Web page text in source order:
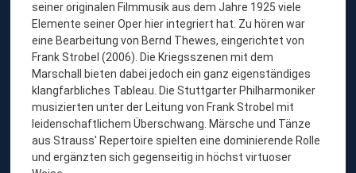
seiner originalen Filmmusik aus dem Jahre 1925 viele
Elemente seiner Oper hier integriert hat. Zu hören war
eine Bearbeitung von Bernd Thewes, eingerichtet von
Frank Strobel (2006). Die Kriegsszenen mit dem
Marschall bieten dabei jedoch ein ganz eigenständiges
klangfarbliches Tableau. Die Stuttgarter Philharmoniker
musizierten unter der Leitung von Frank Strobel mit
leidenschaftlichem Überschwang. Märsche und Tänze
aus Strauss' Repertoire spielten eine dominierende Rolle
und ergänzten sich gegenseitig in höchst virtuoser